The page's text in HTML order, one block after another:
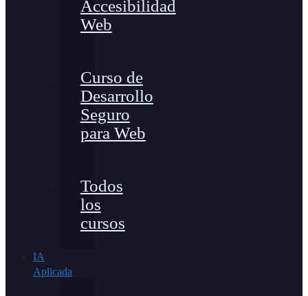
Accesibilidad
Web
Curso de
Desarrollo
Seguro
para Web
Todos
los
cursos
IA
Aplicada